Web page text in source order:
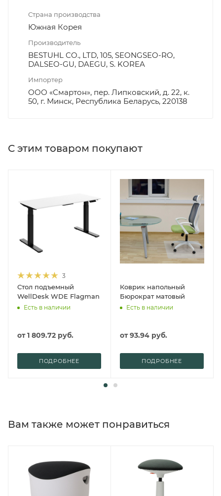
Страна производства
Южная Корея
Производитель
BESTUHL CO., LTD, 105, SEONGSEO-RO,
DALSEO-GU, DAEGU, S. KOREA
Импортер
ООО «Смартон», пер. Липковский, д. 22, к.
50, г. Минск, Республика Беларусь, 220138
С этим товаром покупают
3
Стол подъемный
WellDesk WDE Flagman
Есть в наличии
от1 809.72 руб.
ПОДРОБНЕЕ
Коврик напольный
Бюрократ матовый
Есть в наличии
от93.94 руб.
ПОДРОБНЕЕ
Вам также может понравиться